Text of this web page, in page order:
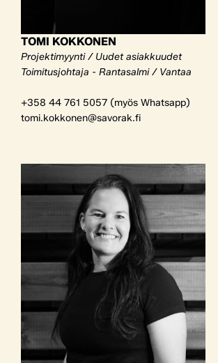
TOMI KOKKONEN
Projektimyynti / Uudet asiakkuudet
Toimitusjohtaja - Rantasalmi / Vantaa
+358 44 761 5057 (myös Whatsapp)
tomi.kokkonen@savorak.fi